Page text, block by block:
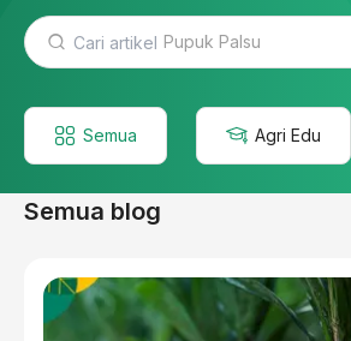
Teknologi Pertanian
Semua Agri Edu
Semua blog